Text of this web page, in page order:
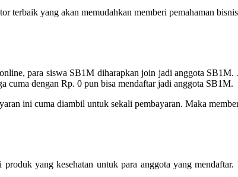
terbaik yang akan memudahkan memberi pemahaman
para siswa SB1M diharapkan join jadi anggota
cuma dengan Rp. 0 pun bisa mendaftar jadi anggota SB1M.
ini cuma diambil untuk sekali pembayaran. Maka
yang kesehatan untuk para anggota yang